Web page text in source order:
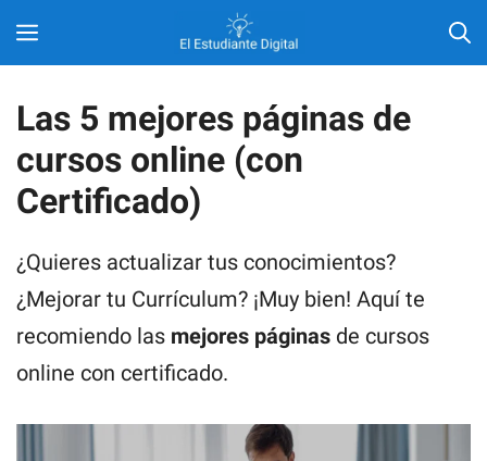
Saltar
MENÚ
Las 5 mejores páginas de
cursos online (con
Certificado)
¿Quieres actualizar tus conocimientos?
¿Mejorar tu Currículum? ¡Muy bien! Aquí te
recomiendo las mejores páginas de cursos
online con certificado.